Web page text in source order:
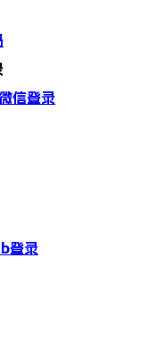
信登录
登录